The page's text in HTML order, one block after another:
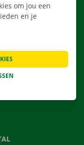
om jou een
en je